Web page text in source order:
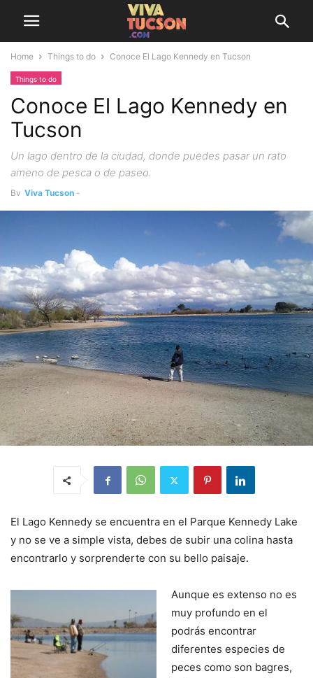
Home Things to do Conoce El Lago Kennedy en Tucson
Things to do
Conoce El Lago Kennedy en
Tucson
Un lago dentro de la ciudad, donde puedes pasar un rato
ameno de pesca o de paseo.
By Viva Tucson -
El Lago Kennedy se encuentra en el Parque Kennedy Lake
y no se ve a simple vista, debes de subir una colina hasta
encontrarlo y sorprenderte con su bello paisaje.
Aunque es extenso no es
muy profundo en el
podrás encontrar
diferentes especies de
peces como son bagres,